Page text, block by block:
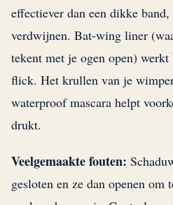
effectiever dan een dikke
verdwijnen. Bat-wing liner
tekent met je ogen open)
flick. Het krullen van je
waterproof mascara helpt
drukt.
Veelgemaakte fouten:
gesloten en ze dan openen om